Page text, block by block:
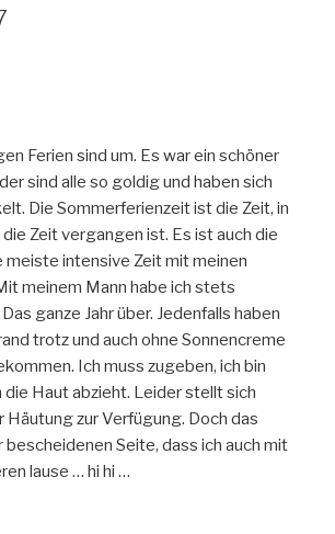
Ferien sind um. Es war ein schöner
sind alle so goldig und haben sich
Die Sommerferienzeit ist die Zeit, in
Zeit vergangen ist. Es ist auch die
meiste intensive Zeit mit meinen
meinem Mann habe ich stets
ganze Jahr über. Jedenfalls haben
trotz und auch ohne Sonnencreme
Ich muss zugeben, ich bin
die Haut abzieht. Leider stellt sich
Häutung zur Verfügung. Doch das
bescheidenen Seite, dass ich auch mit
lause … hi hi …